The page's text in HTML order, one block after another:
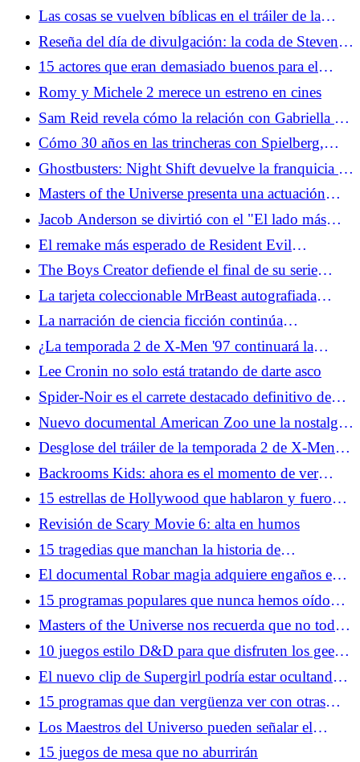
Las cosas se vuelven bíblicas en el tráiler de la
temporada 5 de The Bear
Reseña del día de divulgación: la coda de Steven
Spielberg para una vida de películas de
extraterrestres
15 actores que eran demasiado buenos para el
guión que les dieron
Romy y Michele 2 merece un estreno en cines
Sam Reid revela cómo la relación con Gabriella es
clave para El vampiro Lestat
Cómo 30 años en las trincheras con Spielberg,
Aliens, Indy y Dinosaurs llevaron al Día de la
Divulgación
Ghostbusters: Night Shift devuelve la franquicia a
la animación, su hogar natural
Masters of the Universe presenta una actuación
realmente genial de Jared Leto
Jacob Anderson se divirtió con el "El lado más
malvado” de Louis en El vampiro Lestat
El remake más esperado de Resident Evil
finalmente está sucediendo
The Boys Creator defiende el final de su serie
divisiva
La tarjeta coleccionable MrBeast autografiada
destaca el último conjunto de Topps
La narración de ciencia ficción continúa
evolucionando sin IA
¿La temporada 2 de X-Men '97 continuará la
historia de amor queer oculta a plena vista?
Lee Cronin no solo está tratando de darte asco
Spider-Noir es el carrete destacado definitivo de
Nicolas Cage
Nuevo documental American Zoo une la nostalgia
y lo increíble
Desglose del tráiler de la temporada 2 de X-Men
'97: Apocalipsis, nuevos disfraces y más
Backrooms Kids: ahora es el momento de ver
Twin Peaks
15 estrellas de Hollywood que hablaron y fueron
silenciadas
Revisión de Scary Movie 6: alta en humos
15 tragedias que manchan la historia de
Hollywood
El documental Robar magia adquiere engaños en
el mundo de las ilusiones
15 programas populares que nunca hemos oído
mencionar a nadie
Masters of the Universe nos recuerda que no todas
las tonterías tienen que ser una broma
10 juegos estilo D&D para que disfruten los geeks
modernos
El nuevo clip de Supergirl podría estar ocultando
una conexión con el hombre del mañana
15 programas que dan vergüenza ver con otras
personas en la sala
Los Maestros del Universo pueden señalar el
camino para Thor 5
15 juegos de mesa que no aburrirán